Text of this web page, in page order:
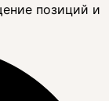
позиций и